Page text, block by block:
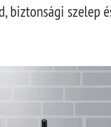
biztonsági szelep